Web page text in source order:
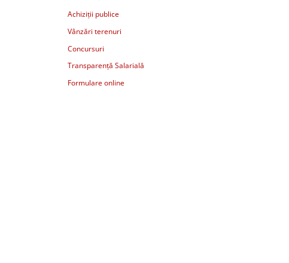
Achiziții publice
Vânzări terenuri
Concursuri
Transparență Salarială
Formulare online